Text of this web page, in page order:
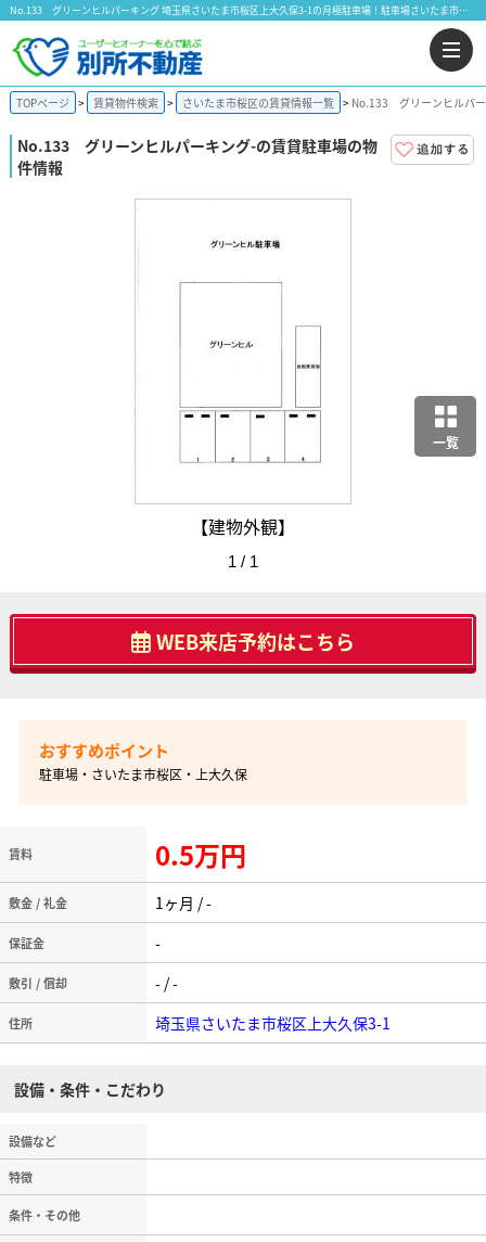
No.133 グリーンヒルパーキング 埼玉県さいたま市桜区上大久保3-1の月極駐車場！駐車場さいたま市桜区上大久保｜株式会社 別所不動産
TOPページ 賃貸物件検索 さいたま市桜区の賃貸情報一覧 No.133 グリーンヒルパ
No.133 グリーンヒルパーキング-の賃貸駐車場の物
件情報
一覧
【建物外観】
1 / 1
WEB来店予約はこちら
駐車場・さいたま市桜区・上大久保
賃料 0.5万円
敷金 / 礼金 1ヶ月 / -
保証金 -
敷引 / 償却 - / -
住所 埼玉県さいたま市桜区上大久保3-1
設備・条件・こだわり
設備など
特徴
条件・その他